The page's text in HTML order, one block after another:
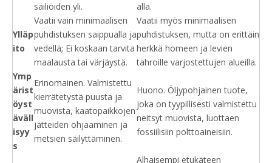
säiliöiden yli.
alla.
Ylläp
ito
Vaatii vain minimaalisen
puhdistuksen saippualla ja
vedellä; Ei koskaan tarvita
maalausta tai värjäystä.
Vaatii myös minimaalisen
puhdistuksen, mutta on erittäin
herkkä homeen ja levien
tahroille varjostettujen alueilla.
Ymp
ärist
öyst
äväll
isyy
s
Erinomainen. Valmistettu
kierrätetystä puusta ja
muovista, kaatopaikkojen
jätteiden ohjaaminen ja
metsien säilyttäminen.
Huono. Öljypohjainen tuote,
joka on tyypillisesti valmistettu
neitsyt muovista, luottaen
fossiilisiin polttoaineisiin.
Alhaisempi etukäteen